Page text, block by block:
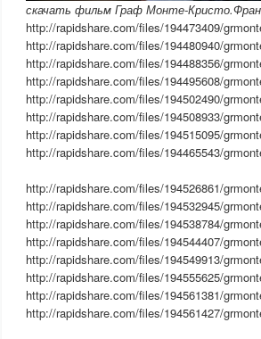
скачать фильм Граф Монте-
http://rapidshare.com/files/194473409/
http://rapidshare.com/files/194480940/
http://rapidshare.com/files/194488356/
http://rapidshare.com/files/194495608/
http://rapidshare.com/files/194502490/
http://rapidshare.com/files/194508933/
http://rapidshare.com/files/194515095/
http://rapidshare.com/files/194465543/
http://rapidshare.com/files/194526861/
http://rapidshare.com/files/194532945/
http://rapidshare.com/files/194538784/
http://rapidshare.com/files/194544407/
http://rapidshare.com/files/194549913/
http://rapidshare.com/files/194555625/
http://rapidshare.com/files/194561381/
http://rapidshare.com/files/194561427/